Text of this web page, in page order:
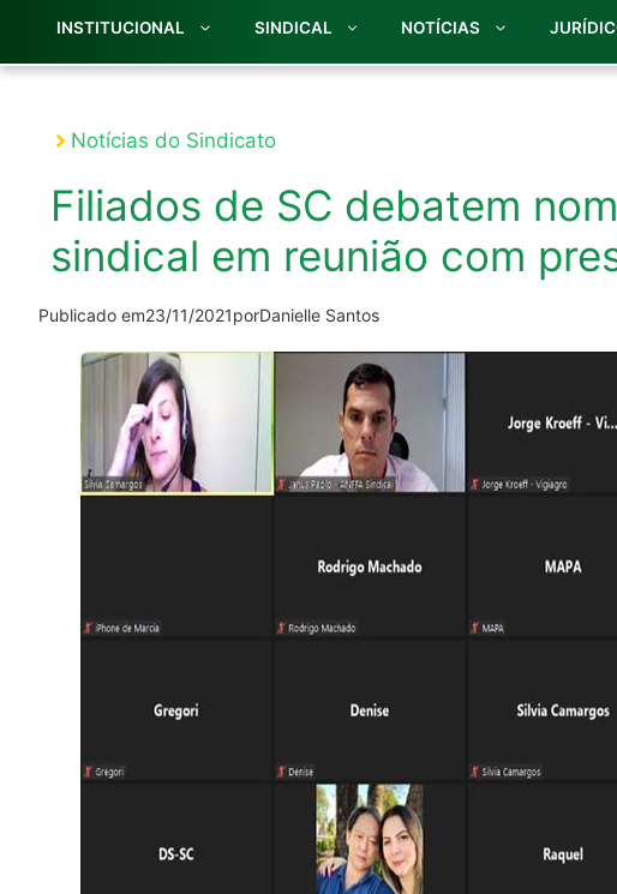
INSTITUCIONAL SINDICAL NOTÍCIAS
Notícias do Sindicato
Filiados de SC debatem
sindical em reunião com
Publicado em23/11/2021porDanielle Santos